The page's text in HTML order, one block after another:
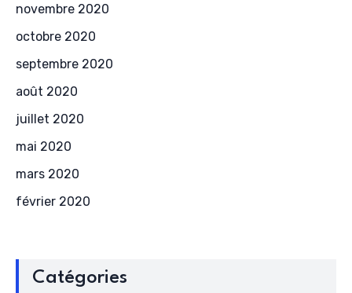
novembre 2020
octobre 2020
septembre 2020
août 2020
juillet 2020
mai 2020
mars 2020
février 2020
Catégories